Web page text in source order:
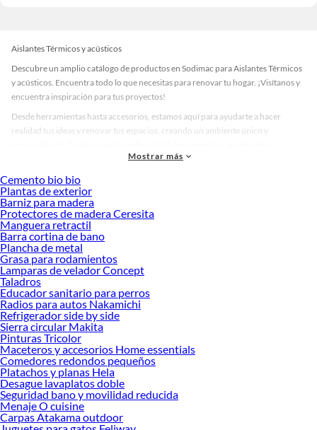
Aislantes Térmicos y acústicos
Descubre un amplio catálogo de productos en Sodimac para Aislantes Térmicos
y acústicos. Encuentra todo lo que necesitas para renovar tu hogar. ¡Visítanos y
encuentra inspiración para tus proyectos!
Desde herramientas hasta accesorios, estamos aquí para ayudarte a hacer
realidad tus ideas y renovar tus espacios, creando un ambiente único y
accesorios de calidad que te ayudarán a crear un espacio más tú.
Desde remodelaciones hasta proyectos de decoración, estamos aquí para hacer
tus ideas realidad. ¡Visítanos y encuentra todo lo que tenemos para ofrecerte en
Aislantes Térmicos y acústicos!
Explora la variedad de productos de Aislantes Térmicos y acústicos en
Sodimac
Herramientas, materiales y accesorios de calidad para tus proyectos y
renovación de espacios. ¡Visítanos y descubre todo lo que tenemos para
ofrecerte!
Encuentra una amplia variedad de productos de Aislantes Térmicos y acústicos
en Sodimac. Encuentra todo lo necesario para tus proyectos de renovación y
decoración. ¡Visítanos y haz tus ideas realidad!
Mostrar más
Cemento bio bio
Plantas de exterior
Barniz para madera
Protectores de madera Ceresita
Manguera retractil
Barra cortina de bano
Plancha de metal
Grasa para rodamientos
Lamparas de velador Concept
Taladros
Educador sanitario para perros
Radios para autos Nakamichi
Refrigerador side by side
Sierra circular Makita
Pinturas Tricolor
Maceteros y accesorios Home essentials
Comedores redondos pequeños
Platachos y planas Hela
Desague lavaplatos doble
Seguridad bano y movilidad reducida
Menaje O cuisine
Carpas Atakama outdoor